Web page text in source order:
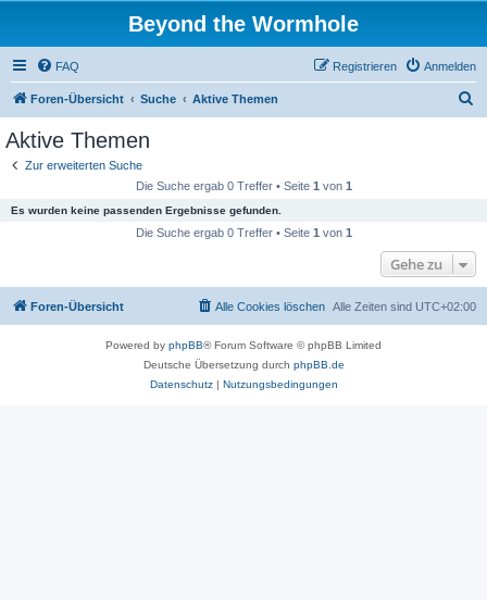
Beyond the Wormhole
FAQ Anmelden
Registrieren
Foren-Übersicht Suche Aktive Themen
Aktive Themen
Zur erweiterten Suche
Die Suche ergab 0 Treffer • Seite 1 von 1
Es wurden keine passenden Ergebnisse gefunden.
Die Suche ergab 0 Treffer • Seite 1 von 1
Gehe zu
Foren-Übersicht Alle Zeiten sind UTC+02:00
Alle Cookies löschen
Powered by phpBB® Forum Software © phpBB Limited
Deutsche Übersetzung durch phpBB.de
Datenschutz| Nutzungsbedingungen